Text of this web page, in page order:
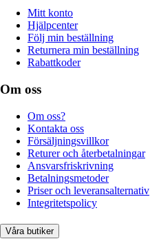
Mitt konto
Hjälpcenter
Följ min beställning
Returnera min beställning
Rabattkoder
Om oss
Om oss?
Kontakta oss
Försäljningsvillkor
Returer och återbetalningar
Ansvarsfriskrivning
Betalningsmetoder
Priser och leveransalternativ
Integritetspolicy
Våra butiker